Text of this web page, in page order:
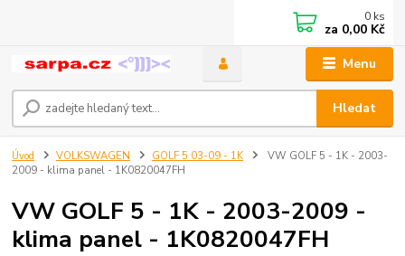
Menu
Hledat
0 ks
za 0,00 Kč
Úvod VOLKSWAGEN GOLF 5 03-09 - 1K
VW GOLF 5 - 1K - 2003-
2009 - klima panel - 1K0820047FH
VW GOLF 5 - 1K - 2003-2009 -
klima panel - 1K0820047FH